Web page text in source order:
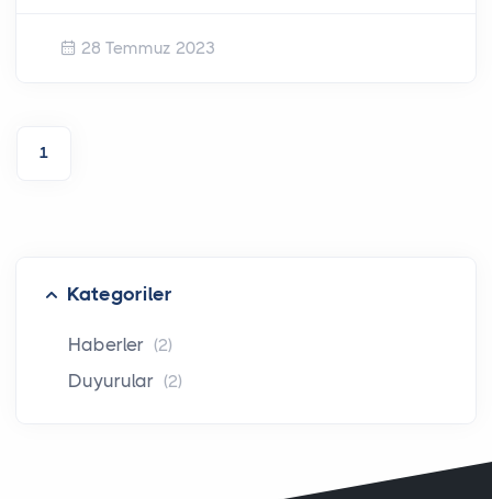
28 Temmuz 2023
1
Kategoriler
Haberler (2)
Duyurular (2)